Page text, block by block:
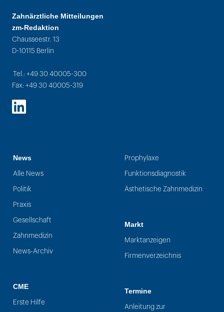
Zahnärztliche Mitteilungen
zm-Redaktion
Chausseestr. 13
D-10115 Berlin
Tel.: +49 30 40005-300
Fax: +49 30 40005-319
LinkedIn
News
Alle News
Politik
Praxis
Gesellschaft
Zahnmedizin
News-Archiv
CME
Erste Hilfe
Prophylaxe
Funktionsdiagnostik
Ästhetische Zahnmedizin
Markt
Marktanzeigen
Firmenverzeichnis
Termine
Anleitung zur